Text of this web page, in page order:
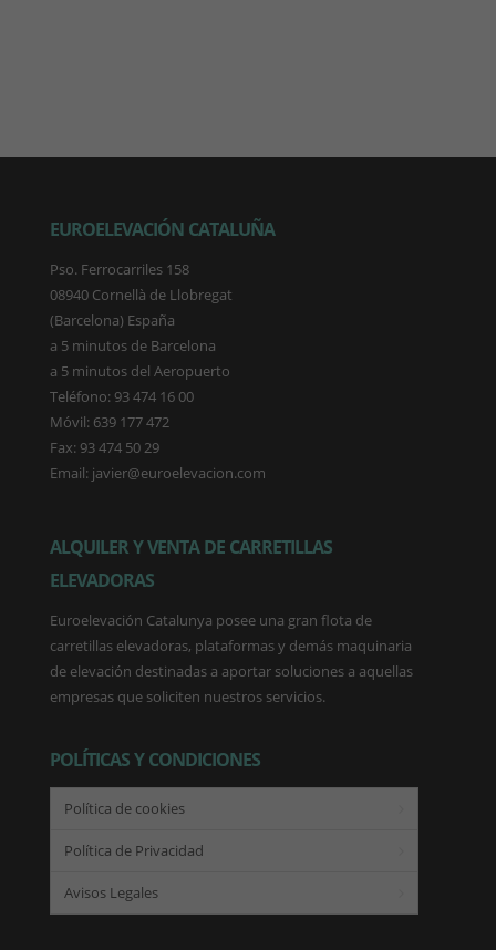
EUROELEVACIÓN CATALUÑA
Pso. Ferrocarriles 158
08940 Cornellà de Llobregat
(Barcelona) España
a 5 minutos de Barcelona
a 5 minutos del Aeropuerto
Teléfono: 93 474 16 00
Móvil: 639 177 472
Fax: 93 474 50 29
Email: javier@euroelevacion.com
ALQUILER Y VENTA DE CARRETILLAS
ELEVADORAS
Euroelevación Catalunya posee una gran flota de
carretillas elevadoras, plataformas y demás maquinaria
de elevación destinadas a aportar soluciones a aquellas
empresas que soliciten nuestros servicios.
POLÍTICAS Y CONDICIONES
Política de cookies
Política de Privacidad
Avisos Legales